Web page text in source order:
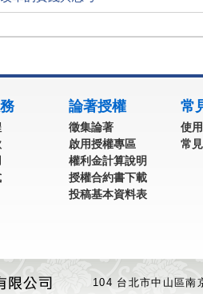
論著授權
徵集論著
啟用授權專區
權利金計算說明
授權合約書下載
投稿基本資料表
常
使
常
104 台北市中山區